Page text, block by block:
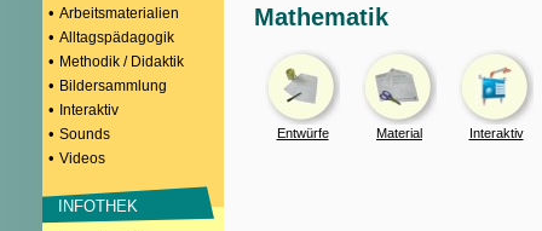
• Arbeitsmaterialien
• Alltagspädagogik
• Methodik / Didaktik
• Bildersammlung
• Interaktiv
• Sounds
• Videos
INFOTHEK
Mathematik
Entwürfe Material Interaktiv